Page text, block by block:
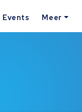
Events Meer